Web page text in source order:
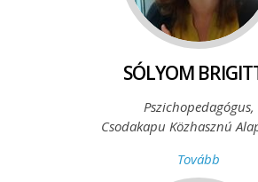
SÓLYOM
Pszichopedagógus,
Csodakapu Közhasznú
Tovább